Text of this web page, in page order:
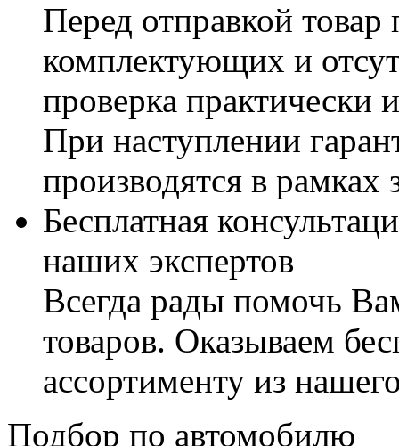
Перед отправкой товар
комплектующих и
проверка практически
При наступлении
производятся в рамках
Бесплатная
наших экспертов
Всегда рады помочь
товаров. Оказываем
ассортименту из
Подбор по автомобилю